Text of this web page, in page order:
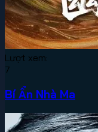
Lượt xem:
7
Bí Ẩn Nhà Ma